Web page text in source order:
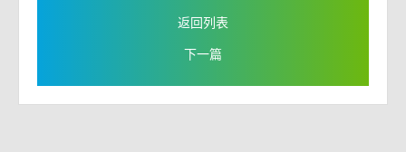
返回列表
下一篇